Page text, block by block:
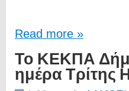
Read more »
Το ΚΕΚΠΑ
ημέρα Τρίτης